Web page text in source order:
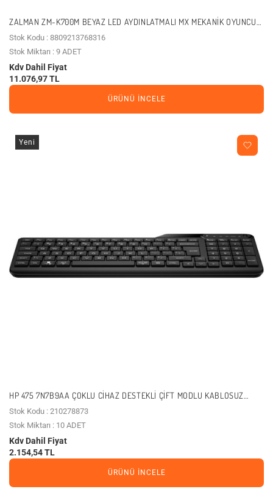
ZALMAN ZM-K700M BEYAZ LED AYDINLATMALI MX MEKANIK OYUNCU
KLAVYE (USB)
Stok Kodu : 8809213768316
Stok Miktarı : 9 ADET
Kdv Dahil Fiyat
11.076,97 TL
ÜRÜNÜ İNCELE
Yeni
HP 475 7N7B9AA ÇOKLU CIHAZ DESTEKLI ÇIFT MODLU KABLOSUZ
KLAVYE
Stok Kodu : 210278873
Stok Miktarı : 10 ADET
Kdv Dahil Fiyat
2.154,54 TL
ÜRÜNÜ İNCELE